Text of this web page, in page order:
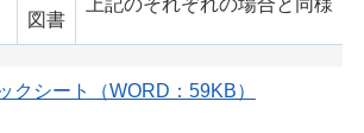
図書
上記のそれぞれの場合と同様
クシート（WORD：59KB）